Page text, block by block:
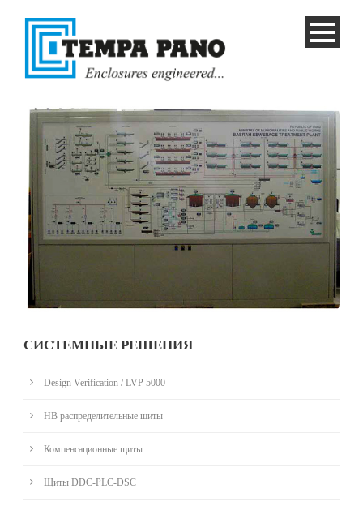
СИСТЕМНЫЕ РЕШЕНИЯ
Design Verification / LVP 5000
НВ распределительные щиты
Компенсационные щиты
Щиты DDC-PLC-DSC